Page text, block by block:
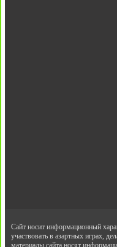
Сайт носит информационный
участвовать в азартных играх,
материалы сайта носят